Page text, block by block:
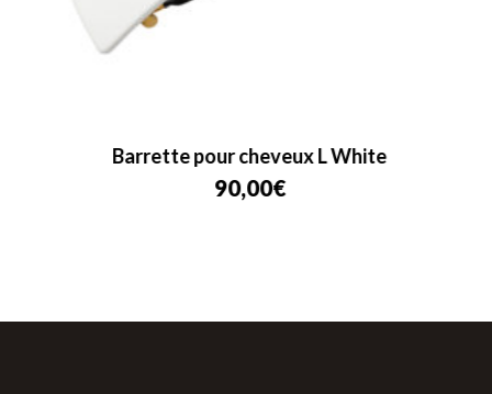
Barrette pour cheveux L White
90,00€